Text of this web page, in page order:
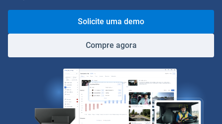
Solicite uma demo
Compre agora